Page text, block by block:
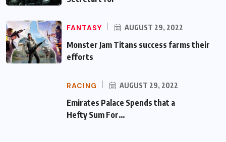
FANTASY AUGUST 29, 2022
Monster Jam Titans success farms their
efforts
RACING AUGUST 29, 2022
Emirates Palace Spends that a Hefty Sum
For…